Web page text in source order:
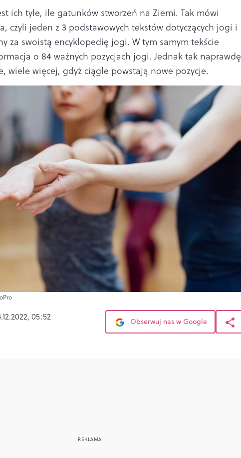
ich tyle, ile gatunków stworzeń na Ziemi. Tak mówi
czyli jeden z 3 podstawowych tekstów dotyczących jogi i
za swoistą encyklopedię jogi. W tym samym tekście
o 84 ważnych pozycjach jogi. Jednak tak naprawdę
wiele więcej, gdyż ciągle powstają nowe pozycje.
05:52 Obserwuj nas w Google